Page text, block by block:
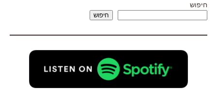
חיפוש
חיפוש